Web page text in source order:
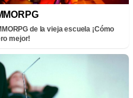
de la vieja escuela ¡Cómo
mejor!